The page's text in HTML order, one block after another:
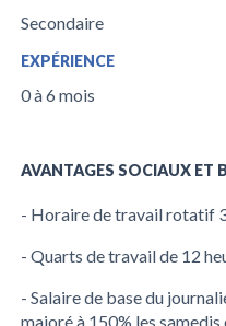
Secondaire
EXPÉRIENCE
0 à 6 mois
AVANTAGES SOCIAUX ET
- Horaire de travail rotatif
- Quarts de travail de 12
- Salaire de base du
majoré à 150% les samedis